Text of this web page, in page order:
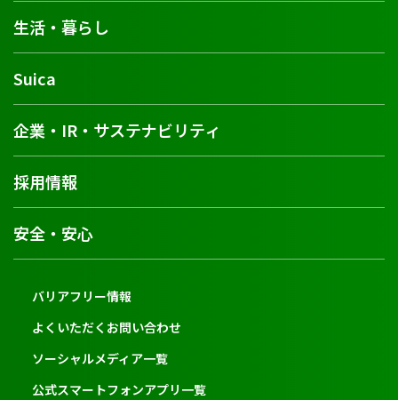
生活・暮らし
Suica
企業・IR・サステナビリティ
採用情報
安全・安心
バリアフリー情報
よくいただくお問い合わせ
ソーシャルメディア一覧
公式スマートフォンアプリ一覧